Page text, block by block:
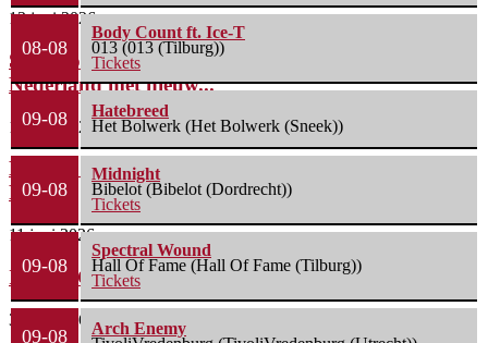
13 juni 2026
Spacerocklegende Hawkwind keert terug naar
Nederland met nieuw...
13 juni 2026
Line-up compleet: Cân Bardd, Illumishade en Leah
Rye...
11 juni 2026
Instant Crowdfundingshow voor Labasheeda
3 juni 2026
08-08
Body Count ft. Ice-T
013 (013 (Tilburg))
Tickets
09-08
Hatebreed
Het Bolwerk (Het Bolwerk (Sneek))
09-08
Midnight
Bibelot (Bibelot (Dordrecht))
Tickets
09-08
Spectral Wound
Hall Of Fame (Hall Of Fame (Tilburg))
Tickets
09-08
Arch Enemy